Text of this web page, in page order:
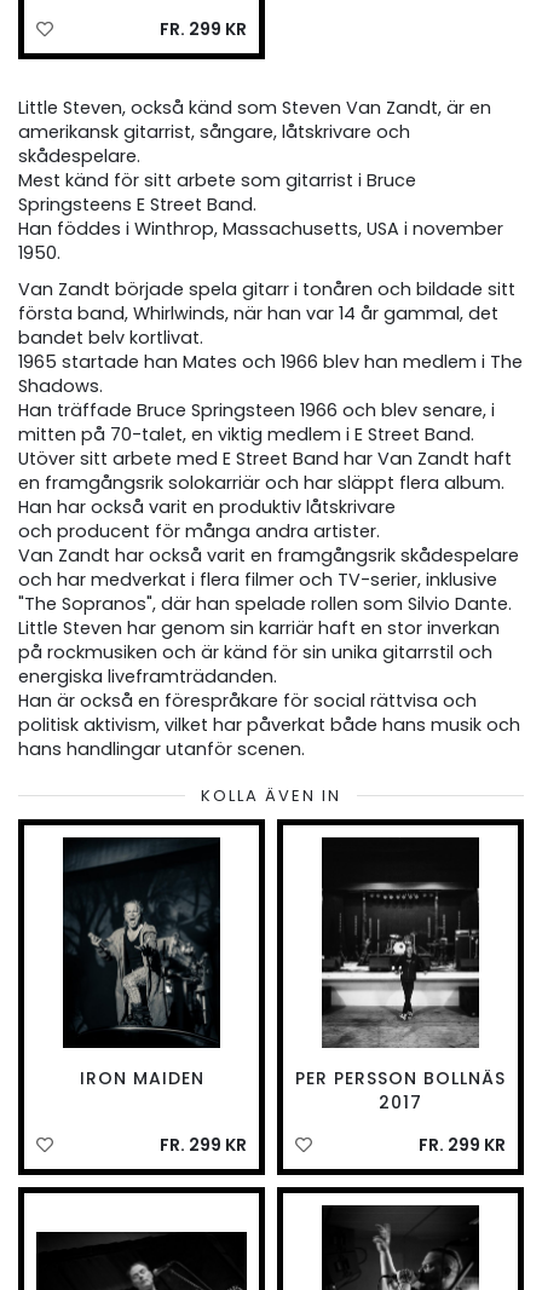
FR. 299 KR
Little Steven, också känd som Steven Van Zandt, är en
amerikansk gitarrist, sångare, låtskrivare och
skådespelare.
Mest känd för sitt arbete som gitarrist i Bruce
Springsteens E Street Band.
Han föddes i Winthrop, Massachusetts, USA i november
1950.
Van Zandt började spela gitarr i tonåren och bildade sitt
första band, Whirlwinds, när han var 14 år gammal, det
bandet belv kortlivat.
1965 startade han Mates och 1966 blev han medlem i The
Shadows.
Han träffade Bruce Springsteen 1966 och blev senare, i
mitten på 70-talet, en viktig medlem i E Street Band.
Utöver sitt arbete med E Street Band har Van Zandt haft
en framgångsrik solokarriär och har släppt flera album.
Han har också varit en produktiv låtskrivare
och producent för många andra artister.
Van Zandt har också varit en framgångsrik skådespelare
och har medverkat i flera filmer och TV-serier, inklusive
"The Sopranos", där han spelade rollen som Silvio Dante.
Little Steven har genom sin karriär haft en stor inverkan
på rockmusiken och är känd för sin unika gitarrstil och
energiska liveframträdanden.
Han är också en förespråkare för social rättvisa och
politisk aktivism, vilket har påverkat både hans musik och
hans handlingar utanför scenen.
KOLLA ÄVEN IN
IRON MAIDEN
FR. 299 KR
PER PERSSON BOLLNÄS
2017
FR. 299 KR